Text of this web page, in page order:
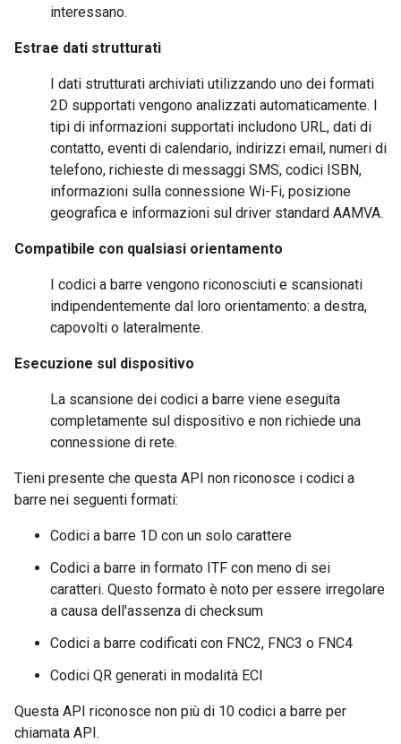
interessano.
Estrae dati strutturati
I dati strutturati archiviati utilizzando uno dei formati
2D supportati vengono analizzati automaticamente. I
tipi di informazioni supportati includono URL, dati di
contatto, eventi di calendario, indirizzi email, numeri di
telefono, richieste di messaggi SMS, codici ISBN,
informazioni sulla connessione Wi-Fi, posizione
geografica e informazioni sul driver standard AAMVA.
Compatibile con qualsiasi orientamento
I codici a barre vengono riconosciuti e scansionati
indipendentemente dal loro orientamento: a destra,
capovolti o lateralmente.
Esecuzione sul dispositivo
La scansione dei codici a barre viene eseguita
completamente sul dispositivo e non richiede una
connessione di rete.
Tieni presente che questa API non riconosce i codici a
barre nei seguenti formati:
Codici a barre 1D con un solo carattere
Codici a barre in formato ITF con meno di sei
caratteri. Questo formato è noto per essere irregolare
a causa dell'assenza di checksum
Codici a barre codificati con FNC2, FNC3 o FNC4
Codici QR generati in modalità ECI
Questa API riconosce non più di 10 codici a barre per
chiamata API.